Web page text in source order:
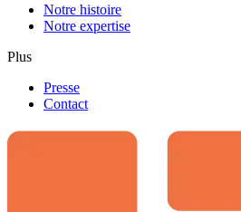
Notre histoire
Notre expertise
Plus
Presse
Contact